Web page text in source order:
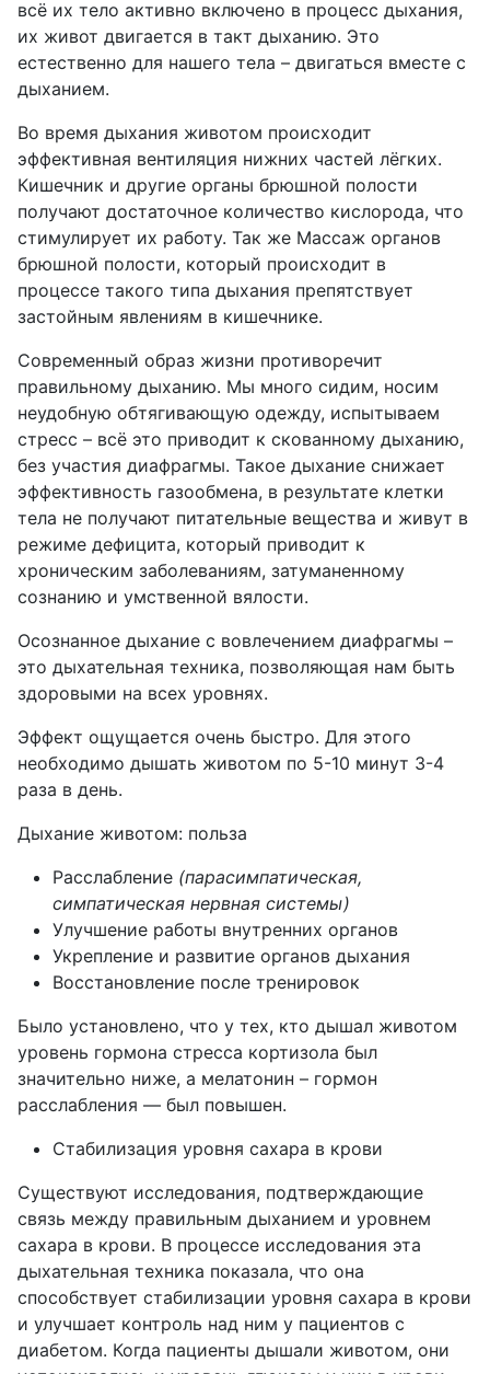
всё их тело активно включено в процесс дыхания,
их живот двигается в такт дыханию. Это
естественно для нашего тела – двигаться вместе с
дыханием.
Во время дыхания животом происходит
эффективная вентиляция нижних частей лёгких.
Кишечник и другие органы брюшной полости
получают достаточное количество кислорода, что
стимулирует их работу. Так же Массаж органов
брюшной полости, который происходит в
процессе такого типа дыхания препятствует
застойным явлениям в кишечнике.
Современный образ жизни противоречит
правильному дыханию. Мы много сидим, носим
неудобную обтягивающую одежду, испытываем
стресс – всё это приводит к скованному дыханию,
без участия диафрагмы. Такое дыхание снижает
эффективность газообмена, в результате клетки
тела не получают питательные вещества и живут в
режиме дефицита, который приводит к
хроническим заболеваниям, затуманенному
сознанию и умственной вялости.
Осознанное дыхание с вовлечением диафрагмы –
это дыхательная техника, позволяющая нам быть
здоровыми на всех уровнях.
Эффект ощущается очень быстро. Для этого
необходимо дышать животом по 5-10 минут 3-4
раза в день.
Дыхание животом: польза
Расслабление (парасимпатическая,
симпатическая нервная системы)
Улучшение работы внутренних органов
Укрепление и развитие органов дыхания
Восстановление после тренировок
Было установлено, что у тех, кто дышал животом
уровень гормона стресса кортизола был
значительно ниже, а мелатонин – гормон
расслабления — был повышен.
Стабилизация уровня сахара в крови
Существуют исследования, подтверждающие
связь между правильным дыханием и уровнем
сахара в крови. В процессе исследования эта
дыхательная техника показала, что она
способствует стабилизации уровня сахара в крови
и улучшает контроль над ним у пациентов с
диабетом. Когда пациенты дышали животом, они